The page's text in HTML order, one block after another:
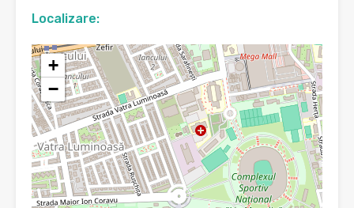
Localizare:
+
−